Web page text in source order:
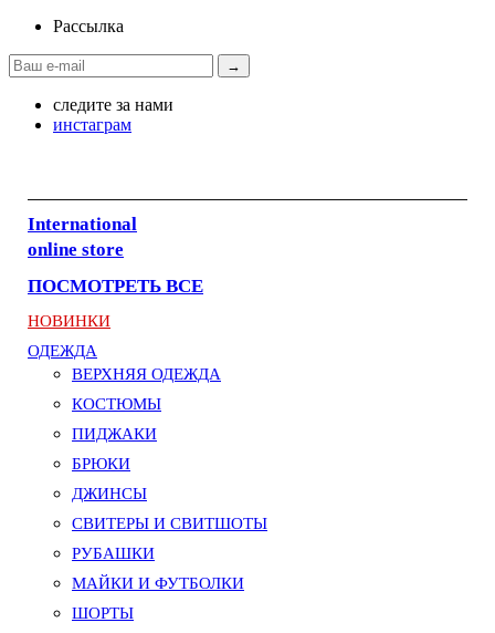
Рассылка
→
следите за нами
инстаграм
International
online store
ПОСМОТРЕТЬ ВСЕ
НОВИНКИ
ОДЕЖДА
ВЕРХНЯЯ ОДЕЖДА
КОСТЮМЫ
ПИДЖАКИ
БРЮКИ
ДЖИНСЫ
СВИТЕРЫ И СВИТШОТЫ
РУБАШКИ
МАЙКИ И ФУТБОЛКИ
ШОРТЫ